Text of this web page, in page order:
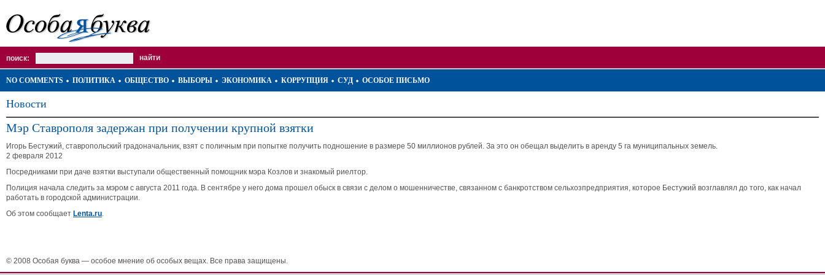
поиск:
NO COMMENTS ПОЛИТИКА ОБЩЕСТВО ВЫБОРЫ ЭКОНОМИКА КОРРУПЦИЯ СУД ОСОБОЕ ПИСЬМО
Новости
Мэр Ставрополя задержан при получении крупной взятки
Игорь Бестужий, ставропольский градоначальник, взят с поличным при попытке получить подношение в размере 50 миллионов рублей. За это он обещал выделить в аренду 5 га муниципальных земель.
2 февраля 2012
Посредниками при даче взятки выступали общественный помощник мэра Козлов и знакомый риелтор.
Полиция начала следить за мэром с августа 2011 года. В сентябре у него дома прошел обыск в связи с делом о мошенничестве, связанном с банкротством сельхозпредприятия, которое Бестужий возглавлял до того, как начал
работать в городской администрации.
Об этом сообщает Lenta.ru.
© 2008 Особая буква — особое мнение об особых вещах. Все права защищены.